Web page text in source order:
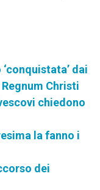
dai
Christi
chiedono
la fanno i
dei